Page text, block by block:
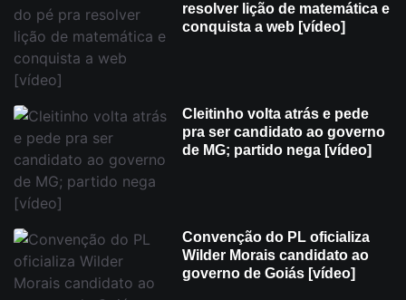
resolver lição de matemática e
conquista a web [vídeo]
Cleitinho volta atrás e pede
pra ser candidato ao governo
de MG; partido nega [vídeo]
Convenção do PL oficializa
Wilder Morais candidato ao
governo de Goiás [vídeo]